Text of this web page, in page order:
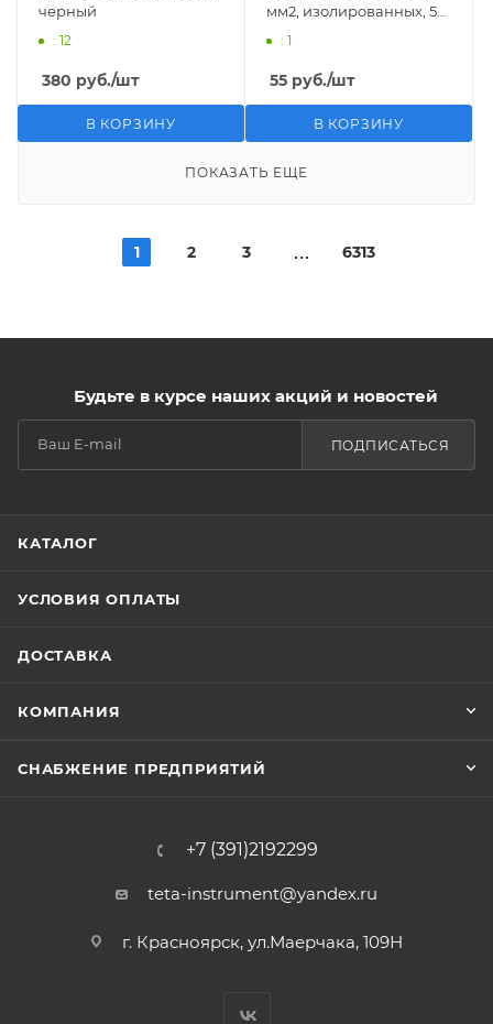
черный
: 12
380 руб./шт
В КОРЗИНУ
мм2, изолированных, 5
: 1
55 руб./шт
В КОРЗИНУ
ПОКАЗАТЬ ЕЩЕ
1 2 3 6313
Будьте в курсе наших акций и новостей
ПОДПИСАТЬСЯ
КАТАЛОГ
УСЛОВИЯ ОПЛАТЫ
ДОСТАВКА
КОМПАНИЯ
СНАБЖЕНИЕ ПРЕДПРИЯТИЙ
+7 (391)2192299
teta-instrument@yandex.ru
г. Красноярск, ул.Маерчака, 109Н